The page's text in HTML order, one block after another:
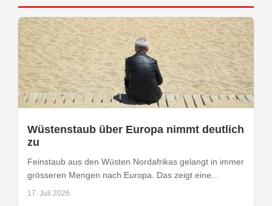
Wüstenstaub über Europa nimmt deutlich
zu
Feinstaub aus den Wüsten Nordafrikas gelangt in immer
grösseren Mengen nach Europa. Das zeigt eine...
17. Juli 2026